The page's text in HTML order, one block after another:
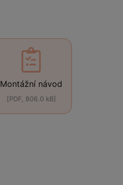
Montážní návod
[PDF, 806.0 kB]